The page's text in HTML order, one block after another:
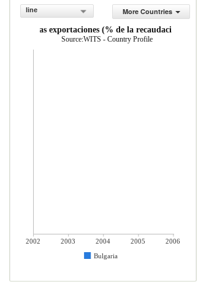
line
More Countries
a las exportaciones (% de la recaudaci n
Source:WITS - Country Profile
2002 2003 2004 2005
2006
Bulgaria